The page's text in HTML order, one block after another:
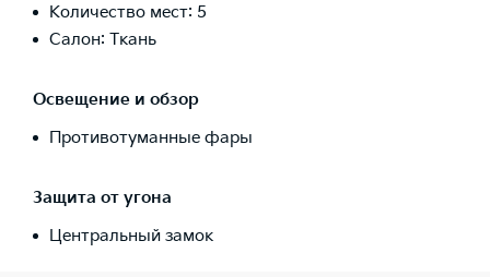
Количество мест: 5
Салон: Ткань
Освещение и обзор
Противотуманные фары
Защита от угона
Центральный замок